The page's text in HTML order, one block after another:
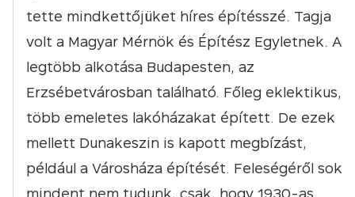
tette mindkettőjüket híres építésszé. Tagja
volt a Magyar Mérnök és Építész Egyletnek. A
legtöbb alkotása Budapesten, az
Erzsébetvárosban található. Főleg eklektikus,
több emeletes lakóházakat épített. De ezek
mellett Dunakeszin is kapott megbízást,
például a Városháza építését. Feleségéről sok
mindent nem tudunk, csak, hogy 1930-as